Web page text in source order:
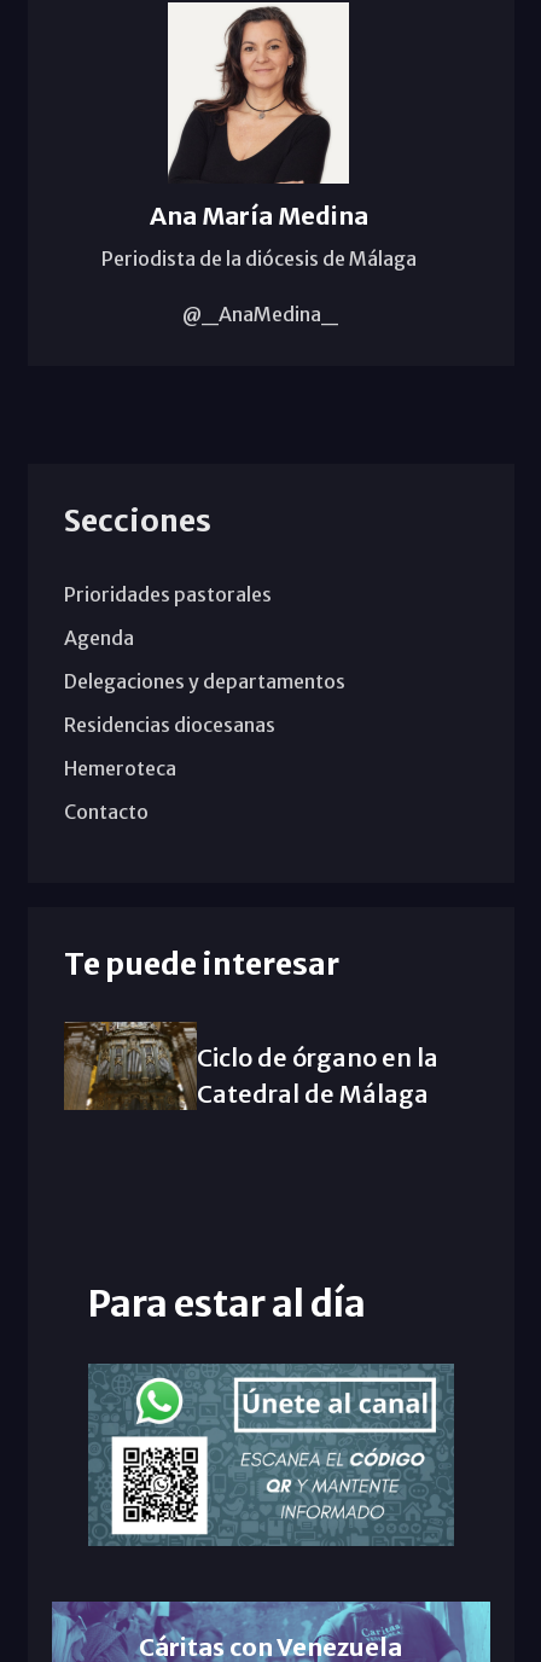
Ana María Medina
Periodista de la diócesis de Málaga
@_AnaMedina_
Secciones
Prioridades pastorales
Agenda
Delegaciones y departamentos
Residencias diocesanas
Hemeroteca
Contacto
Te puede interesar
Ciclo de órgano en la
Catedral de Málaga
Para estar al día
Cáritas con Venezuela